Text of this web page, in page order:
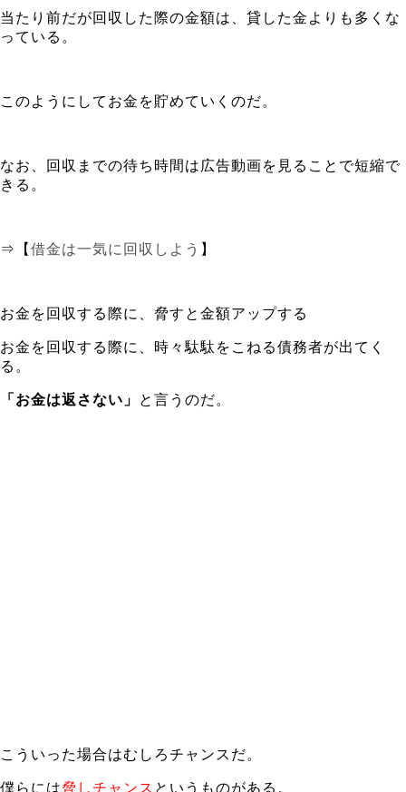
当たり前だが回収した際の金額は、貸した金よりも多くな
っている。
このようにしてお金を貯めていくのだ。
なお、回収までの待ち時間は広告動画を見ることで短縮で
きる。
⇒【 借金は一気に回収しよう 】
お金を回収する際に、脅すと金額アップする
お金を回収する際に、時々駄駄をこねる債務者が出てく
る。
「お金は返さない」 と言うのだ。
こういった場合はむしろチャンスだ。
僕らには脅しチャンス というものがある。